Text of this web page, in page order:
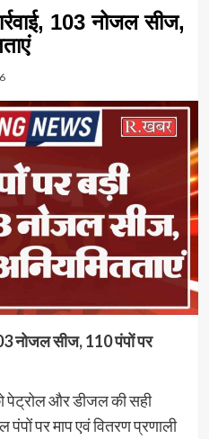
103 नोजल सीज,
नोजल सीज, 110 पंपों पर
पेट्रोल और डीजल की सही
पंपों पर माप एवं वितरण प्रणाली